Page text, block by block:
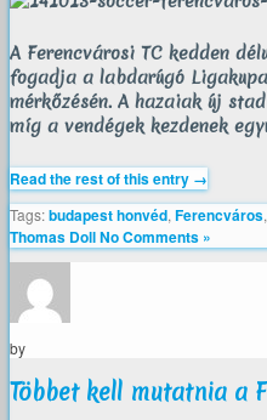
A Ferencvárosi TC kedden
fogadja a labdarúgó
mérkőzésén. A hazaiak új
míg a vendégek kezdenek
Read the rest of this entry →
Tags:budapest honvéd, Ferencváros,
Thomas DollNo Comments »
by
Többet kell mutatnia a